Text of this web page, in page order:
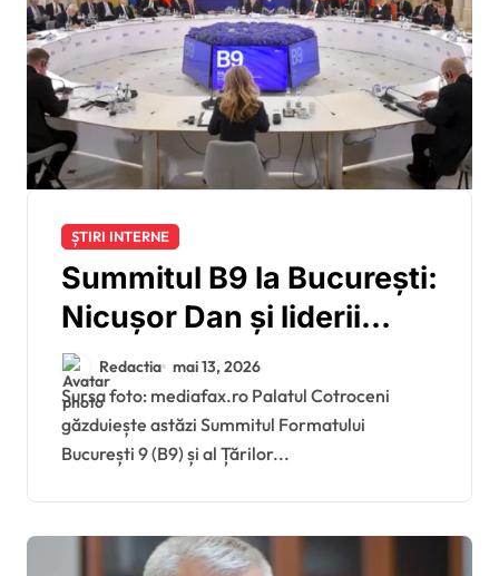
ȘTIRI INTERNE
Summitul B9 la București:
Nicușor Dan și liderii
Flancului Estic cer
investiții masive în
apărare și sprijin neclintit
pentru Ucraina
Redactia mai 13, 2026
Sursa foto: mediafax.ro Palatul Cotroceni
găzduiește astăzi Summitul Formatului
București 9 (B9) și al Țărilor...